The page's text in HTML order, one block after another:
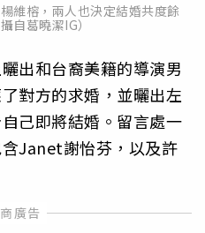
維榕，兩人也決定結婚共度餘
自葛曉潔IG）
出和台裔美籍的導演男
對方的求婚，並曬出左
己即將結婚。留言處一
Janet謝怡芬，以及許